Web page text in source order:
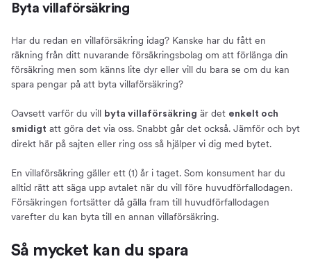
Byta villaförsäkring
Har du redan en villaförsäkring idag? Kanske har du fått en
räkning från ditt nuvarande försäkringsbolag om att förlänga din
försäkring men som känns lite dyr eller vill du bara se om du kan
spara pengar på att byta villaförsäkring?
Oavsett varför du vill byta villaförsäkring är det enkelt och
smidigt att göra det via oss. Snabbt går det också. Jämför och byt
direkt här på sajten eller ring oss så hjälper vi dig med bytet.
En villaförsäkring gäller ett (1) år i taget. Som konsument har du
alltid rätt att säga upp avtalet när du vill före huvudförfallodagen.
Försäkringen fortsätter då gälla fram till huvudförfallodagen
varefter du kan byta till en annan villaförsäkring.
Så mycket kan du spara